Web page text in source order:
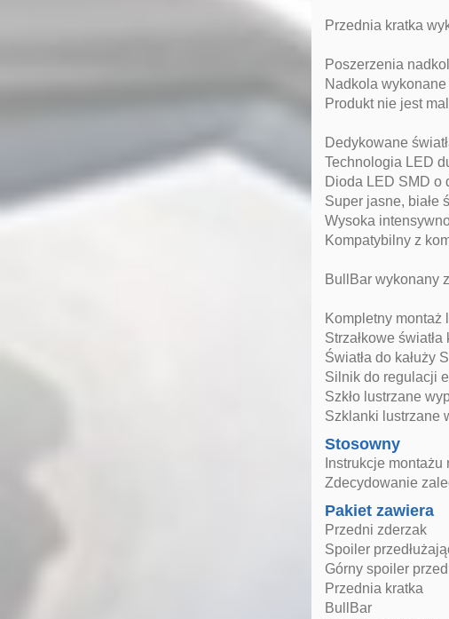
Przednia kratka
Poszerzenia
Nadkola
Produkt nie jest
Dedykowane
Technologia LED
Dioda LED SMD o
Super jasne, białe
Wysoka
Kompatybilny z
BullBar wykonany
Kompletny montaż
Strzałkowe
Światła do kałuży
Silnik do regulacji
Szkło lustrzane
Szklanki lustrzane
Stosowny
Instrukcje montażu
Zdecydowanie
Pakiet zawiera
Przedni zderzak
Spoiler
Górny spoiler
Przednia kratka
BullBar